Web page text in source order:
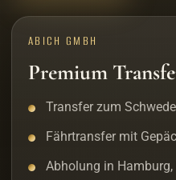
ABICH GMBH
Premium
Transfer zum
Fährtransfer mit
Abholung in